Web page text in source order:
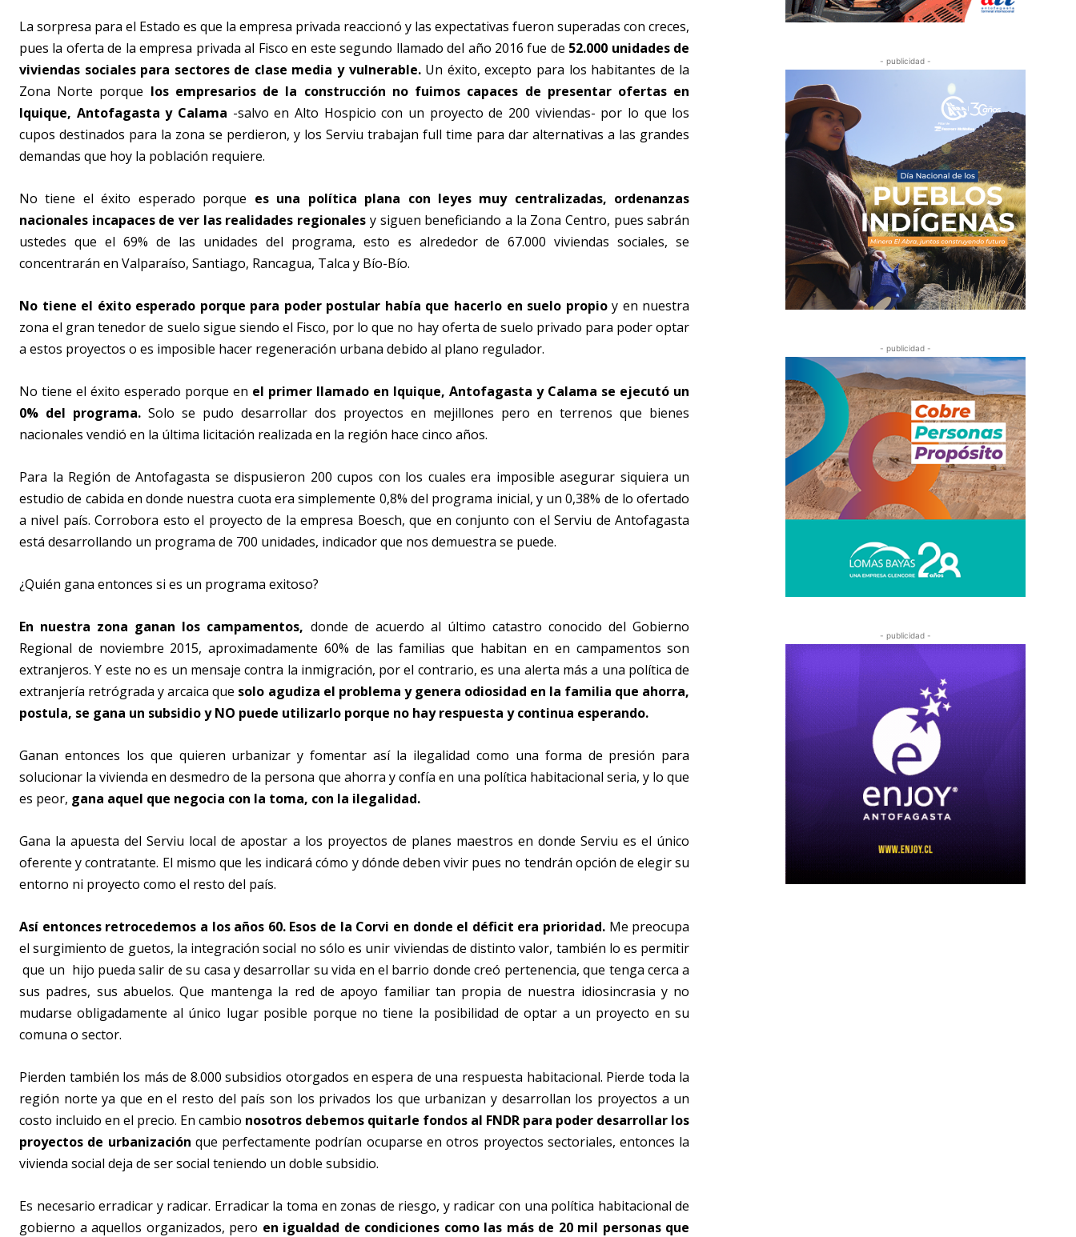
La sorpresa para el Estado es que la empresa privada reaccionó y las expectativas fueron superadas con creces,
pues la oferta de la empresa privada al Fisco en este segundo llamado del año 2016 fue de 52.000 unidades de
viviendas sociales para sectores de clase media y vulnerable.Un éxito, excepto para los habitantes de la
Zona Norte porque los empresarios de la construcción no fuimos capaces de presentar ofertas en
Iquique, Antofagasta y Calama -salvo en Alto Hospicio con un proyecto de 200 viviendas- por lo que los
cupos destinados para la zona se perdieron, y los Serviu trabajan full time para dar alternativas a las grandes
demandas que hoy la población requiere.
No tiene el éxito esperado porque es una política plana con leyes muy centralizadas, ordenanzas
nacionales incapaces de ver las realidades regionales y siguen beneficiando a la Zona Centro, pues sabrán
ustedes que el 69% de las unidades del programa, esto es alrededor de 67.000 viviendas sociales, se
concentrarán en Valparaíso, Santiago, Rancagua, Talca y Bío-Bío.
No tiene el éxito esperado porque para poder postular había que hacerlo en suelo propioy en nuestra
zona el gran tenedor de suelo sigue siendo el Fisco, por lo que no hay oferta de suelo privado para poder optar
a estos proyectos o es imposible hacer regeneración urbana debido al plano regulador.
No tiene el éxito esperado porque en el primer llamado en Iquique, Antofagasta y Calama se ejecutó un
0% del programa. Solo se pudo desarrollar dos proyectos en mejillones pero en terrenos que bienes
nacionales vendió en la última licitación realizada en la región hace cinco años.
Para la Región de Antofagasta se dispusieron 200 cupos con los cuales era imposible asegurar siquiera un
estudio de cabida en donde nuestra cuota era simplemente 0,8% del programa inicial, y un 0,38% de lo ofertado
a nivel país. Corrobora esto el proyecto de la empresa Boesch, que en conjunto con el Serviu de Antofagasta
está desarrollando un programa de 700 unidades, indicador que nos demuestra se puede.
¿Quién gana entonces si es un programa exitoso?
En nuestra zona ganan los campamentos, donde de acuerdo al último catastro conocido del Gobierno
Regional de noviembre 2015, aproximadamente 60% de las familias que habitan en en campamentos son
extranjeros. Y este no es un mensaje contra la inmigración, por el contrario, es una alerta más a una política de
extranjería retrógrada y arcaica que solo agudiza el problema y genera odiosidad en la familia que ahorra,
postula, se gana un subsidio y NO puede utilizarlo porque no hay respuesta y continua esperando.
Ganan entonces los que quieren urbanizar y fomentar así la ilegalidad como una forma de presión para
solucionar la vivienda en desmedro de la persona que ahorra y confía en una política habitacional seria, y lo que
es peor, gana aquel que negocia con la toma, con la ilegalidad.
Gana la apuesta del Serviu local de apostar a los proyectos de planes maestros en donde Serviu es el único
oferente y contratante. El mismo que les indicará cómo y dónde deben vivir pues no tendrán opción de elegir su
entorno ni proyecto como el resto del país.
Así entonces retrocedemos a los años 60. Esos de la Corvi en donde el déficit era prioridad. Me preocupa
el surgimiento de guetos, la integración social no sólo es unir viviendas de distinto valor, también lo es permitir
que un hijo pueda salir de su casa y desarrollar su vida en el barrio donde creó pertenencia, que tenga cerca a
sus padres, sus abuelos. Que mantenga la red de apoyo familiar tan propia de nuestra idiosincrasia y no
mudarse obligadamente al único lugar posible porque no tiene la posibilidad de optar a un proyecto en su
comuna o sector.
Pierden también los más de 8.000 subsidios otorgados en espera de una respuesta habitacional. Pierde toda la
región norte ya que en el resto del país son los privados los que urbanizan y desarrollan los proyectos a un
costo incluido en el precio. En cambio nosotros debemos quitarle fondos al FNDR para poder desarrollar los
proyectos de urbanización que perfectamente podrían ocuparse en otros proyectos sectoriales, entonces la
vivienda social deja de ser social teniendo un doble subsidio.
Es necesario erradicar y radicar. Erradicar la toma en zonas de riesgo, y radicar con una política habitacional de
gobierno a aquellos organizados, pero en igualdad de condiciones como las más de 20 mil personas que
- publicidad -
- publicidad -
- publicidad -